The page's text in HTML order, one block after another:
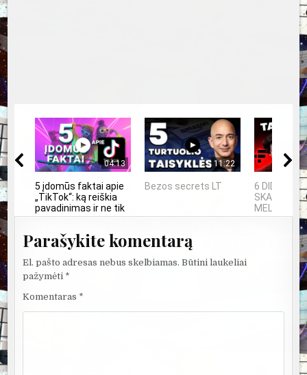
04:13
5 įdomūs faktai apie
„TikTok“: ką reiškia
pavadinimas ir ne tik
11:22
Bezos secrets LT
6
MELAI IR
Parašykite komentarą
El. pašto adresas nebus skelbiamas. Būtini laukeliai
pažymėti *
Komentaras *